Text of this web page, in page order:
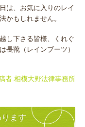
は、お気に入りのレイ
かもしれません。
し下さる皆様、くれぐ
長靴（レインブーツ）
者:相模大野法律事務所
ます